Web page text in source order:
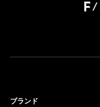
ブランド